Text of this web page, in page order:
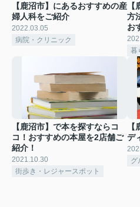
【鹿沼市】にあるおすすめの産
婦人科をご紹介
2022.03.05
病院・クリニック
方
お
暮
【鹿沼市】で本を探すならコ
コ！おすすめの本屋を2店舗ご
紹介！
2021.10.30
街歩き・レジャースポット
デ
グ